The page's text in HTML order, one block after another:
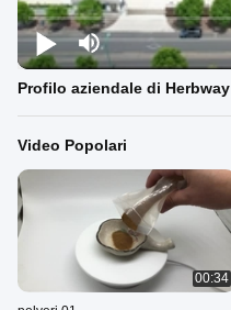
Profilo aziendale di Herbway
Video Popolari
00:34